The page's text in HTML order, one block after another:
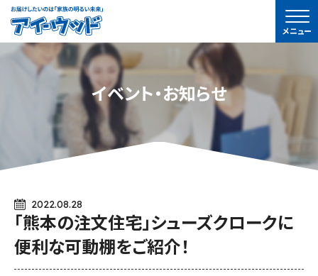
ア
イ-
ウ
メニュー
イベント・お知らせ
2022.08.28
「熊本の注文住宅」シューズクロークに
便利な可動棚をご紹介！